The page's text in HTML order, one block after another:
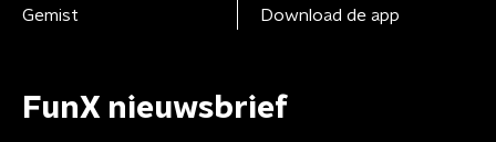
Gemist
Download de app
FunX nieuwsbrief